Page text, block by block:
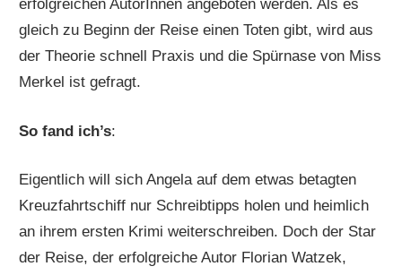
erfolgreichen AutorInnen angeboten werden. Als es
gleich zu Beginn der Reise einen Toten gibt, wird aus
der Theorie schnell Praxis und die Spürnase von Miss
Merkel ist gefragt.
So fand ich’s:
Eigentlich will sich Angela auf dem etwas betagten
Kreuzfahrtschiff nur Schreibtipps holen und heimlich
an ihrem ersten Krimi weiterschreiben. Doch der Star
der Reise, der erfolgreiche Autor Florian Watzek,